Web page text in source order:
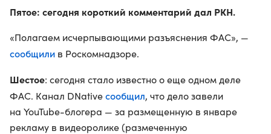
Пятое: сегодня короткий комментарий дал РКН.
«Полагаем исчерпывающими разъяснения ФАС», —
сообщили в Роскомнадзоре.
Шестое: сегодня стало известно о еще одном деле
ФАС. Канал DNativeсообщил, что дело завели
на YouTube-блогера — за размещенную в январе
рекламу в видеоролике (размеченную